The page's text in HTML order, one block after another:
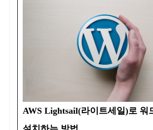
AWS Lightsail(라이트세일)로 워